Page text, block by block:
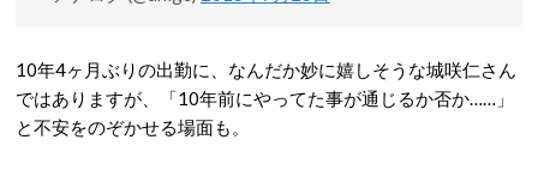
10年4ヶ月ぶりの出勤に、なんだか妙に嬉しそうな城咲仁さん
ではありますが、「10年前にやってた事が通じるか否か……」
と不安をのぞかせる場面も。